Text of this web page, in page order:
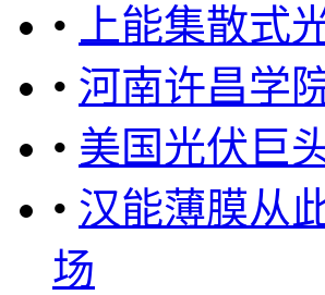
•
上能集散式
• 河南许昌学
• 美国光伏巨
• 汉能薄膜从
场